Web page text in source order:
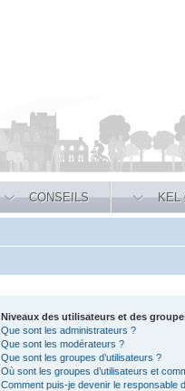
CONSEILS KEL
Niveaux des utilisateurs et des
Que sont les administrateurs ?
Que sont les modérateurs ?
Que sont les groupes d’utilisateurs ?
Où sont les groupes d’utilisateurs et
Comment puis-je devenir le responsable